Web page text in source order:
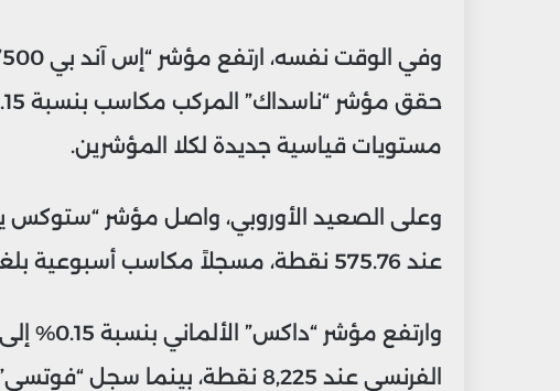
مستويات قياسية جديدة لكلا المؤشرين.
عند 575.76 نقطة، مسجلاً مكاسب أسبوعية بلغت 1.7%.